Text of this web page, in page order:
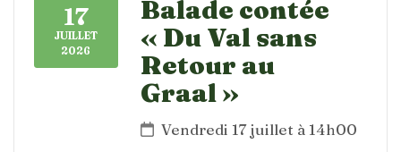
17
JUILLET
2026
Balade contée
« Du Val sans
Retour au
Graal »
Vendredi 17 juillet à 14h00